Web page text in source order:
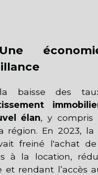
baisse des
élan, y compris
région. En 2023, la
freiné l'achat
à la location,
et rendant l’accès